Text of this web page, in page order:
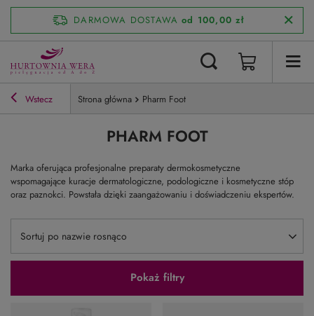
DARMOWA DOSTAWA od 100,00 zł
Wstecz Strona główna Pharm Foot
PHARM FOOT
Marka oferująca profesjonalne preparaty dermokosmetyczne
wspomagające kuracje dermatologiczne, podologiczne i kosmetyczne stóp
oraz paznokci. Powstała dzięki zaangażowaniu i doświadczeniu ekspertów.
Zmień sortowanie
Sortuj po nazwie rosnąco
Pokaż filtry